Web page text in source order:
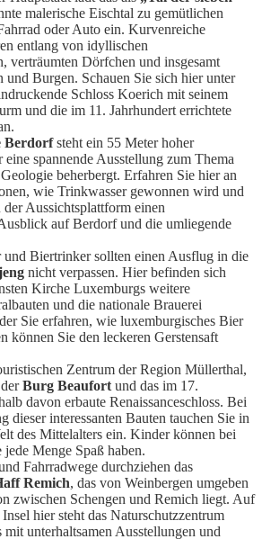
malerische Eischtal zu gemütlichen
oder Auto ein. Kurvenreiche
entlang von idyllischen
verträumten Dörfchen und insgesamt
und Burgen. Schauen Sie sich hier unter
Schloss Koerich mit seinem
und die im 11. Jahrhundert errichtete
Berdorfsteht ein 55 Meter hoher
eine spannende Ausstellung zum Thema
beherbergt. Erfahren Sie hier an
wie Trinkwasser gewonnen wird und
der Aussichtsplattform einen
auf Berdorf und die umliegende
und Biertrinker sollten einen Ausflug in die
nicht verpassen. Hier befinden sich
Kirche Luxemburgs weitere
und die nationale Brauerei
Sie erfahren, wie luxemburgisches Bier
können Sie den leckeren Gerstensaft
Zentrum der Region Müllerthal,
Burg Beaufort und das im 17.
davon erbaute Renaissanceschloss. Bei
dieser interessanten Bauten tauchen Sie in
des Mittelalters ein. Kinder können bei
Menge Spaß haben.
Fahrradwege durchziehen das
Remich, das von Weinbergen umgeben
zwischen Schengen und Remich liegt. Auf
hier steht das Naturschutzzentrum
unterhaltsamen Ausstellungen und